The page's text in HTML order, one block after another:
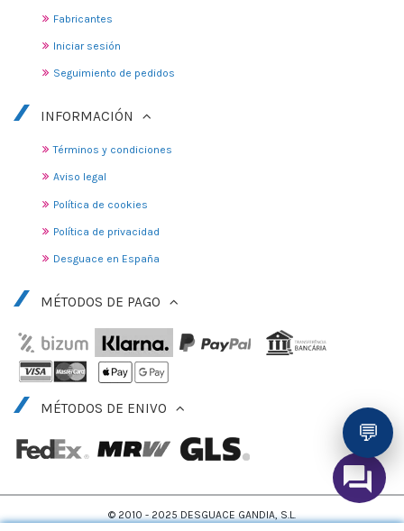
Fabricantes
Iniciar sesión
Seguimiento de pedidos
INFORMACIÓN
Términos y condiciones
Aviso legal
Política de cookies
Política de privacidad
Desguace en España
MÉTODOS DE PAGO
MÉTODOS DE ENIVO
💬
© 2010 - 2025 DESGUACE GANDIA, S.L.